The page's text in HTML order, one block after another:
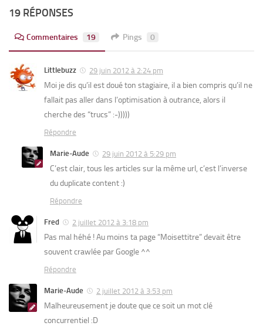
19 RÉPONSES
Commentaires 19 Pings 0
Littlebuzz 29 juin 2012 à 2:24 pm
Moi je dis qu’il est doué ton stagiaire, il a bien compris qu’il ne
fallait pas aller dans l’optimisation à outrance, alors il
cherche des “trucs” :-)))))
Répondre
Marie-Aude 29 juin 2012 à 5:29 pm
C’est clair, tous les articles sur la même url, c’est l’inverse
du duplicate content :)
Répondre
Fred 2 juillet 2012 à 3:18 pm
Pas mal héhé ! Au moins ta page “Moisettitre” devait être
souvent crawlée par Google ^^
Répondre
Marie-Aude 2 juillet 2012 à 3:53 pm
Malheureusement je doute que ce soit un mot clé
concurrentiel :D